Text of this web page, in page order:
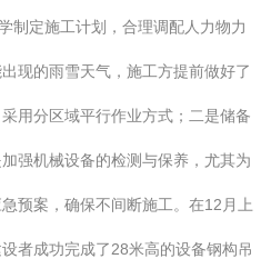
制定施工计划，合理调配人力物力
现的雨雪天气，施工方提前做好了
用分区域平行作业方式；二是储备
强机械设备的检测与保养，尤其为
预案，确保不间断施工。在12月上
者成功完成了28米高的设备钢构吊